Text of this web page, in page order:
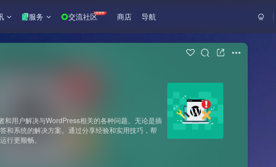
服务 交流社区+99 商店 导航
和用户解决与WordPress相关的各种问题。无论是插
和系统的解决方案。通过分享经验和实用技巧，帮
行更顺畅。